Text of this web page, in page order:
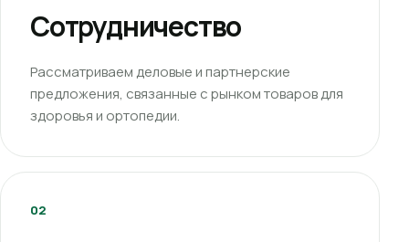
Сотрудничество
Рассматриваем деловые и партнерские
предложения, связанные с рынком товаров для
здоровья и ортопедии.
02